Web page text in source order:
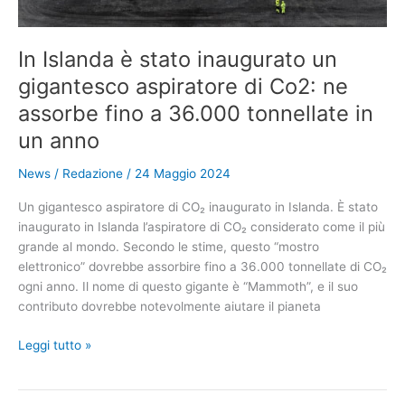
un
possibile
rimpicciolimento
In Islanda è stato inaugurato un
gigantesco aspiratore di Co2: ne
assorbe fino a 36.000 tonnellate in
un anno
News / Redazione / 24 Maggio 2024
Un gigantesco aspiratore di CO₂ inaugurato in Islanda. È stato
inaugurato in Islanda l’aspiratore di CO₂ considerato come il più
grande al mondo. Secondo le stime, questo “mostro
elettronico” dovrebbe assorbire fino a 36.000 tonnellate di CO₂
ogni anno. Il nome di questo gigante è “Mammoth”, e il suo
contributo dovrebbe notevolmente aiutare il pianeta
In
Leggi tutto »